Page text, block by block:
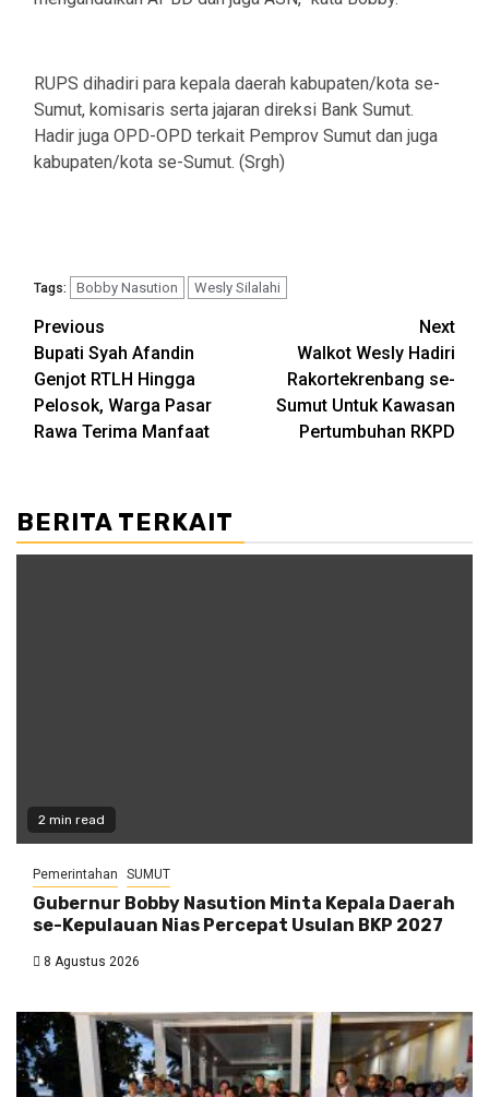
RUPS dihadiri para kepala daerah kabupaten/kota se-
Sumut, komisaris serta jajaran direksi Bank Sumut.
Hadir juga OPD-OPD terkait Pemprov Sumut dan juga
kabupaten/kota se-Sumut. (Srgh)
Tags: Bobby Nasution Wesly Silalahi
Post
navigation
Previous
Bupati Syah Afandin
Genjot RTLH Hingga
Pelosok, Warga Pasar
Rawa Terima Manfaat
Next
Walkot Wesly Hadiri
Rakortekrenbang se-
Sumut Untuk Kawasan
Pertumbuhan RKPD
BERITA TERKAIT
2 min read
Pemerintahan SUMUT
Gubernur Bobby Nasution Minta Kepala Daerah
se-Kepulauan Nias Percepat Usulan BKP 2027
8 Agustus 2026